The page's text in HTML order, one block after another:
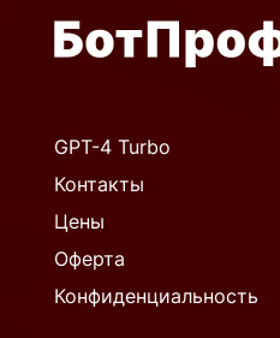
GPT-4 Turbo
Контакты
Цены
Оферта
Конфиденциальность